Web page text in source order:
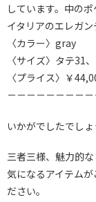
しています。中の
イタリアのエレガン
〈カラー〉gray
〈サイズ〉タテ31
〈プライス〉￥
－－－－－－－－
いかがでしたでしょ
三者三様、魅力的な
気になるアイテム
ださい。